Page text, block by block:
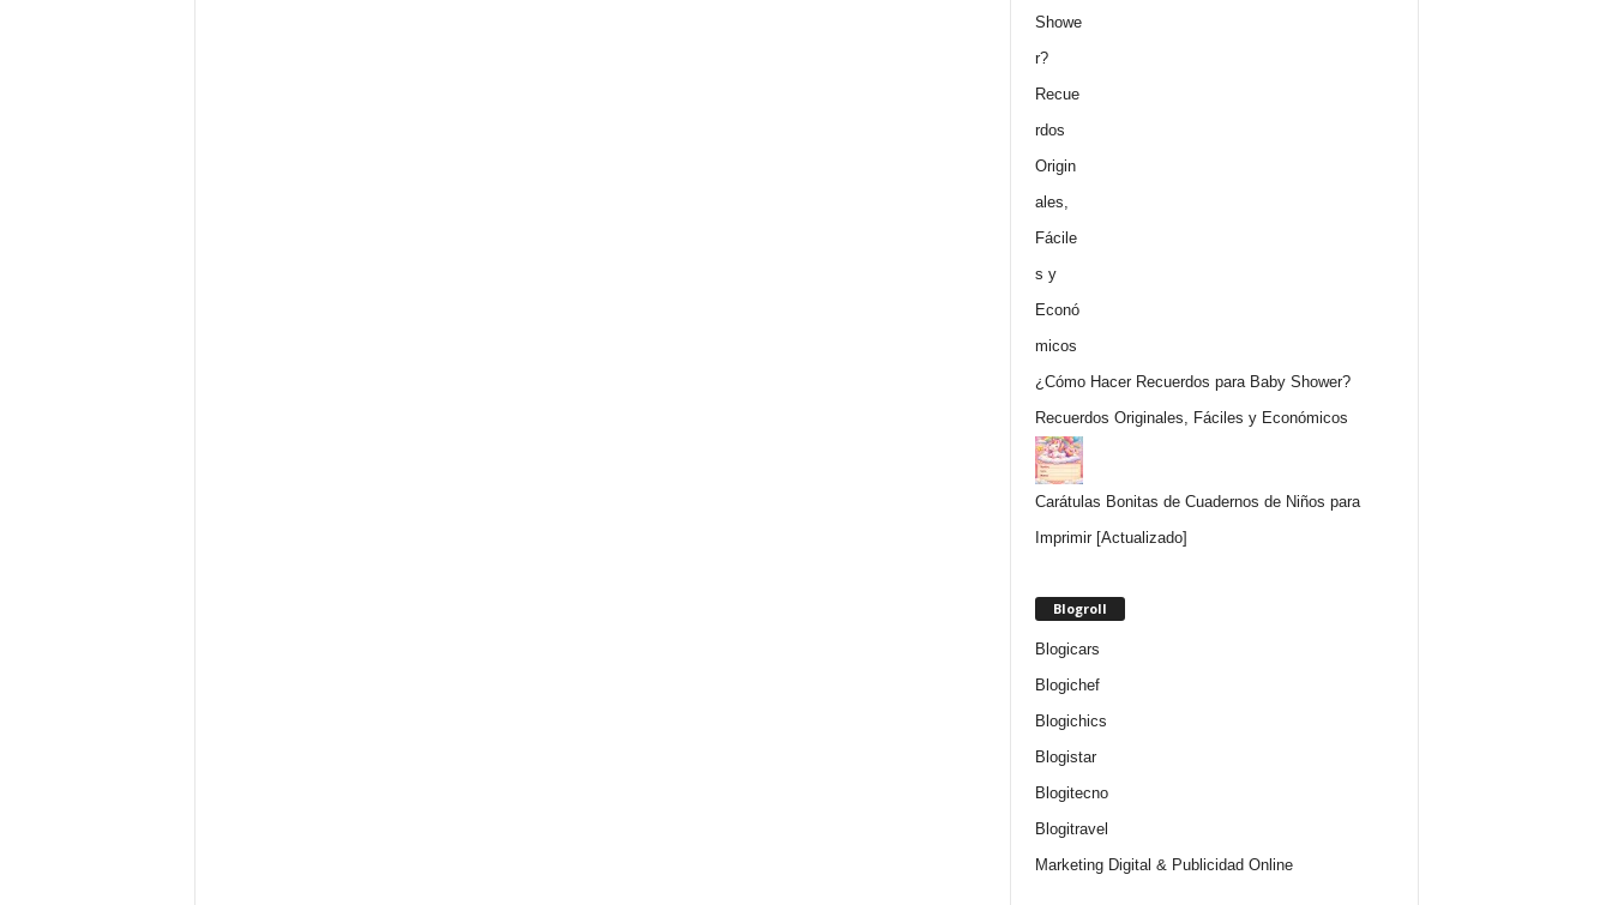
¿Cómo Hacer Recuerdos para Baby Shower?
Recuerdos Originales, Fáciles y Económicos
Carátulas Bonitas de Cuadernos de Niños para
Imprimir [Actualizado]
Blogroll
Blogicars
Blogichef
Blogichics
Blogistar
Blogitecno
Blogitravel
Marketing Digital & Publicidad Online